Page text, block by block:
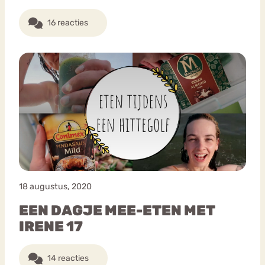
16 reacties
18 augustus, 2020
EEN DAGJE MEE-ETEN MET
IRENE 17
14 reacties